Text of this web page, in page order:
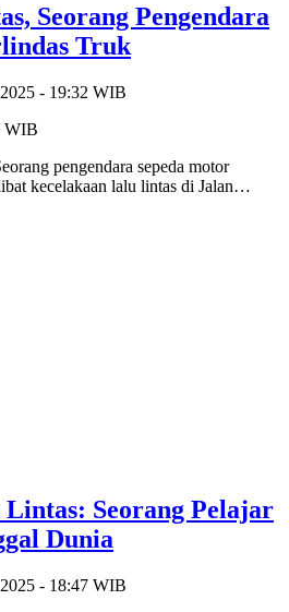
Seorang Pengendara
Truk
- 19:32 WIB
WIB
pengendara sepeda motor
kecelakaan lalu lintas di Jalan…
Seorang Pelajar
Dunia
- 18:47 WIB